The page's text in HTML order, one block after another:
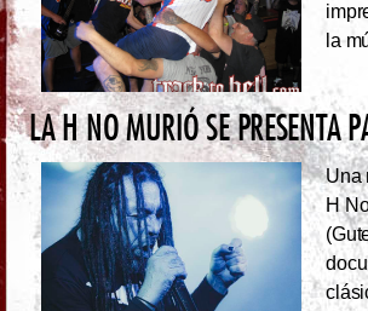
la
LA H NO MURIÓ SE PRESENTA
Una
H